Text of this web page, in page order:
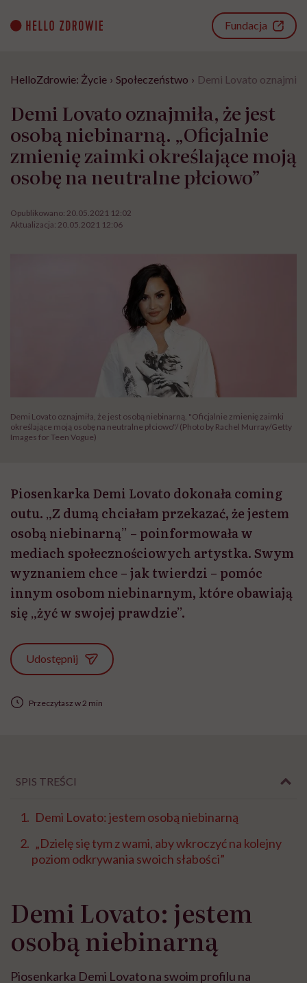
content
Fundacja
HelloZdrowie: Życie › Społeczeństwo › Demi Lovato
Demi Lovato oznajmiła, że jest
osobą niebinarną. „Oficjalnie
zmienię zaimki określające moją
osobę na neutralne płciowo”
Opublikowano: 20.05.2021 12:02
Aktualizacja: 20.05.2021 12:06
Demi Lovato oznajmiła, że jest osobą niebinarną. "Oficjalnie zmienię zaimki
określające moją osobę na neutralne płciowo"/ (Photo by Rachel Murray/Getty
Images for Teen Vogue)
Piosenkarka Demi Lovato dokonała coming
outu. „Z dumą chciałam przekazać, że jestem
osobą niebinarną” – poinformowała w
mediach społecznościowych artystka. Swym
wyznaniem chce – jak twierdzi – pomóc
innym osobom niebinarnym, które obawiają
się „żyć w swojej prawdzie”.
Udostępnij
Przeczytasz w 2 min
SPIS TREŚCI
Demi Lovato: jestem osobą niebinarną
„Dzielę się tym z wami, aby wkroczyć na kolejny
poziom odkrywania swoich słabości”
Demi Lovato: jestem
osobą niebinarną
Piosenkarka Demi Lovato na swoim profilu na